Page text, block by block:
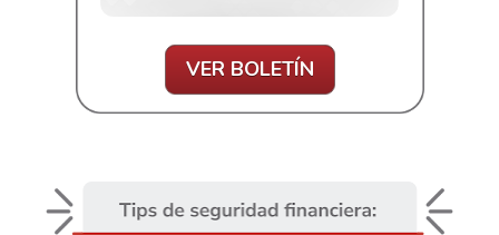
VER BOLETÍN